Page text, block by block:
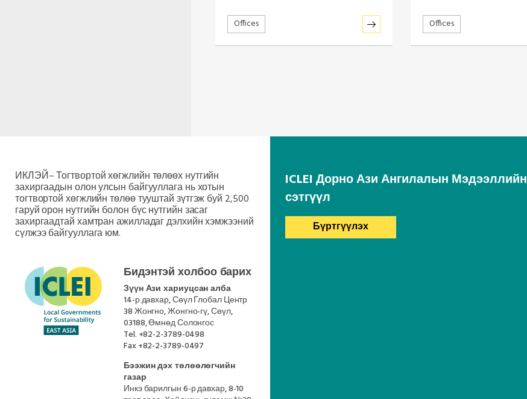
Offices Offices
ИКЛЭЙ– Тогтвортой хөгжлийн төлөөх нутгийн
захиргаадын олон улсын байгууллага нь хотын
тогтвортой хөгжлийн төлөө тууштай зүтгэж буй 2,500
гаруй орон нутгийн болон бүс нутгийн засаг
захиргаадтай хамтран ажилладаг дэлхийн хэмжээний
сүлжээ байгууллага юм.
Бидэнтэй холбоо барих
Зүүн Ази хариуцсан алба
14-р давхар, Сөүл Глобал Центр
38 Жонгно, Жонгно-гү, Сөүл,
03188, Өмнөд Солонгос
Tel. +82-2-3789-0498
Fax+82-2-3789-0497
Бээжин дэх төлөөлөгчийн
газар
Инкэ барилгын 6-р давхар, 8-10
ICLEI Дорно Ази Ангилалын Мэдээллийн
сэтгүүл
Бүртгүүлэх